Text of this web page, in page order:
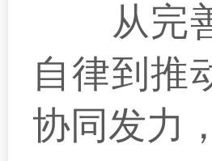
从完善
自律到推
协同发力